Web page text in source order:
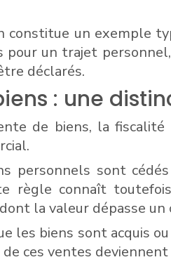
constitue un exemple
pour un trajet
déclarés.
: une
de biens, la
personnels sont
règle connaît
la valeur dépasse un
les biens sont acquis
ces ventes